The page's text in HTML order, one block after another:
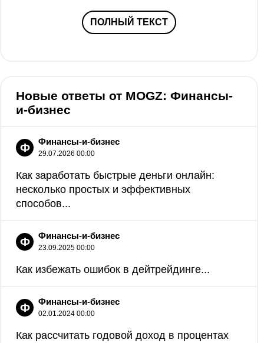
ПОЛНЫЙ ТЕКСТ
Новые ответы от MOGZ: Финансы-
и-бизнес
Ф Финансы-и-бизнес
29.07.2026 00:00
Как заработать быстрые деньги онлайн:
несколько простых и эффективных
способов...
Ф Финансы-и-бизнес
23.09.2025 00:00
Как избежать ошибок в дейтрейдинге...
Ф Финансы-и-бизнес
02.01.2024 00:00
Как рассчитать годовой доход в процентах